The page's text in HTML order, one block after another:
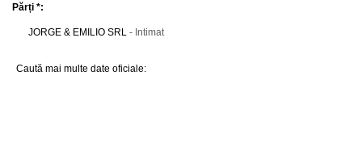
Părți *:
JORGE & EMILIO SRL - Intimat
Caută mai multe date oficiale: